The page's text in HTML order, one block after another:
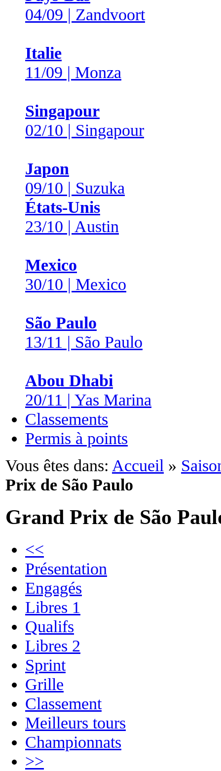
04/09 | Zandvoort
Italie
11/09 | Monza
Singapour
02/10 | Singapour
Japon
09/10 | Suzuka
États-Unis
23/10 | Austin
Mexico
30/10 | Mexico
São Paulo
13/11 | São Paulo
Abou Dhabi
20/11 | Yas Marina
Classements
Permis à points
Vous êtes dans: Accueil »
Prix de São Paulo
Grand Prix de São
<<
Présentation
Engagés
Libres 1
Qualifs
Libres 2
Sprint
Grille
Classement
Meilleurs tours
Championnats
>>